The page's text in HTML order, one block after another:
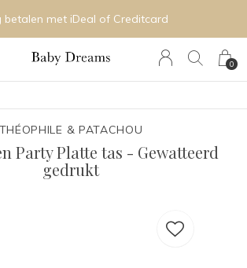
0
betalen met iDeal of Creditcard
THÉOPHILE & PATACHOU
Party Platte tas - Gewatteerd
gedrukt